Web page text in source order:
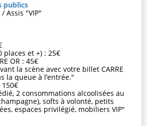
publics
Assis "VIP"
places et +) : 25€
OR : 45€
la scène avec votre billet CARRE
la queue à l’entrée."
150€
2 consommations alcoolisées au
softs à volonté, petits
espaces privilégié, mobiliers VIP"